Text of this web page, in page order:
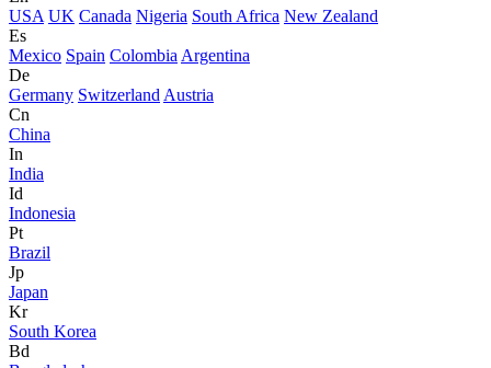
USA UK Canada Nigeria South Africa New Zealand
Es
Mexico Spain Colombia Argentina
De
Germany Switzerland Austria
Cn
China
In
India
Id
Indonesia
Pt
Brazil
Jp
Japan
Kr
South Korea
Bd